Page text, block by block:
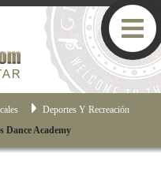
Deportes Y Recreación
Dance Academy